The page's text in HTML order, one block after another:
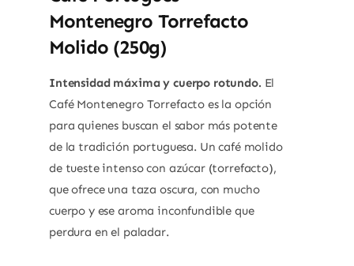
Montenegro Torrefacto
Molido (250g)
Intensidad máxima y cuerpo rotundo. El
Café Montenegro Torrefacto es la opción
para quienes buscan el sabor más potente
de la tradición portuguesa. Un café molido
de tueste intenso con azúcar (torrefacto),
que ofrece una taza oscura, con mucho
cuerpo y ese aroma inconfundible que
perdura en el paladar.